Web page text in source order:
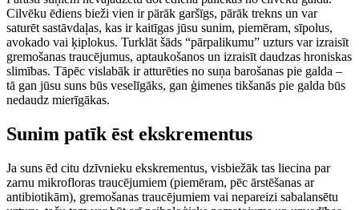
Cilvēku ēdiens bieži vien ir pārāk garšīgs, pārāk trekns un var
saturēt sastāvdaļas, kas ir kaitīgas jūsu sunim, piemēram, sīpolus,
avokado vai ķiplokus. Turklāt šāds “pārpalikumu” uzturs var izraisīt
gremošanas traucējumus, aptaukošanos un izraisīt daudzas hroniskas
slimības. Tāpēc vislabāk ir atturēties no suņa barošanas pie galda –
tā gan jūsu suns būs veselīgāks, gan ģimenes tikšanās pie galda būs
nedaudz mierīgākas.
Sunim patīk ēst ekskrementus
Ja suns ēd citu dzīvnieku ekskrementus, visbiežāk tas liecina par
zarnu mikrofloras traucējumiem (piemēram, pēc ārstēšanas ar
antibiotikām), gremošanas traucējumiem vai nepareizi sabalansētu